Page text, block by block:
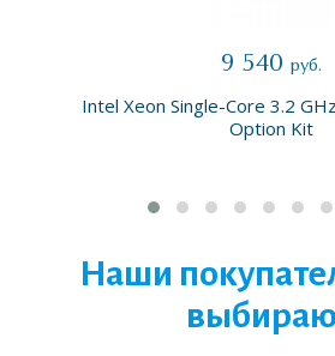
9 540 руб.
Intel Xeon Single-Core 3.2
Option Kit
Наши